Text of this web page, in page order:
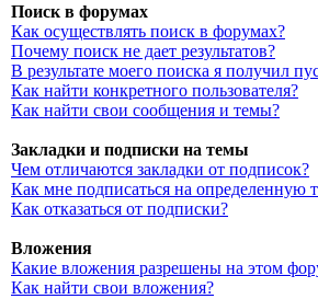
Поиск в форумах
Как осуществлять поиск в форумах?
Почему поиск не дает результатов?
В результате моего поиска я получил
Как найти конкретного пользователя?
Как найти свои сообщения и темы?
Закладки и подписки на темы
Чем отличаются закладки от подписок?
Как мне подписаться на определенную
Как отказаться от подписки?
Вложения
Какие вложения разрешены на этом
Как найти свои вложения?